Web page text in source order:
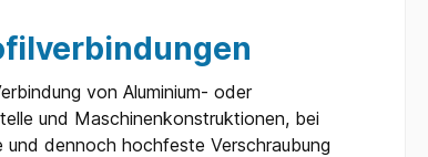
von Aluminium- oder
und Maschinenkonstruktionen, bei
dennoch hochfeste Verschraubung